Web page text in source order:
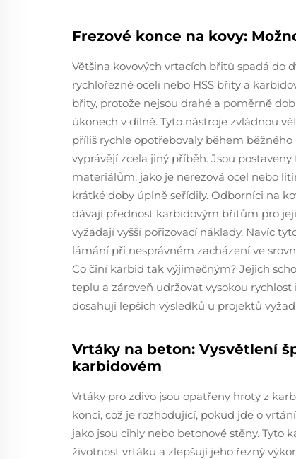
Frezové konce na kovy:
Většina kovových vrtacích břitů spadá do
rychlořezné oceli nebo HSS břity a
břity, protože nejsou drahé a poměrně
úkonech v dílně. Tyto nástroje zvládnou
příliš rychle opotřebovaly během
vyprávějí zcela jiný příběh. Jsou
materiálům, jako je nerezová ocel nebo
krátké doby úplně seřídily. Odborníci na
dávají přednost karbidovým břitům pro
vyžádají vyšší pořizovací náklady. Navíc
lámání při nesprávném zacházení ve
Co činí karbid tak výjimečným? Jejich
teplu a zároveň udržovat vysokou
dosahují lepších výsledků u projektů
Vrtáky na beton: Vysvětlení
karbidovém
Vrtáky pro zdivo jsou opatřeny hroty z
konci, což je rozhodující, pokud jde o
jako jsou cihly nebo betonové stěny. Tyto
životnost vrtáku a zlepšují jeho řezný